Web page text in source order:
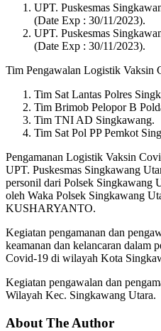
UPT. Puskesmas
(Date Exp : 30/11/2023).
UPT. Puskesmas
(Date Exp : 30/11/2023).
Tim Pengawalan Logistik Vaksin
Tim Sat Lantas Polres
Tim Brimob Pelopor B
Tim TNI AD Singkawang.
Tim Sat Pol PP Pemkot
Pengamanan Logistik Vaksin
UPT. Puskesmas Singkawang
personil dari Polsek Singkawang
oleh Waka Polsek Singkawang
KUSHARYANTO.
Kegiatan pengamanan dan
keamanan dan kelancaran dalam
Covid-19 di wilayah Kota
Kegiatan pengawalan dan
Wilayah Kec. Singkawang Utara.
About The Author